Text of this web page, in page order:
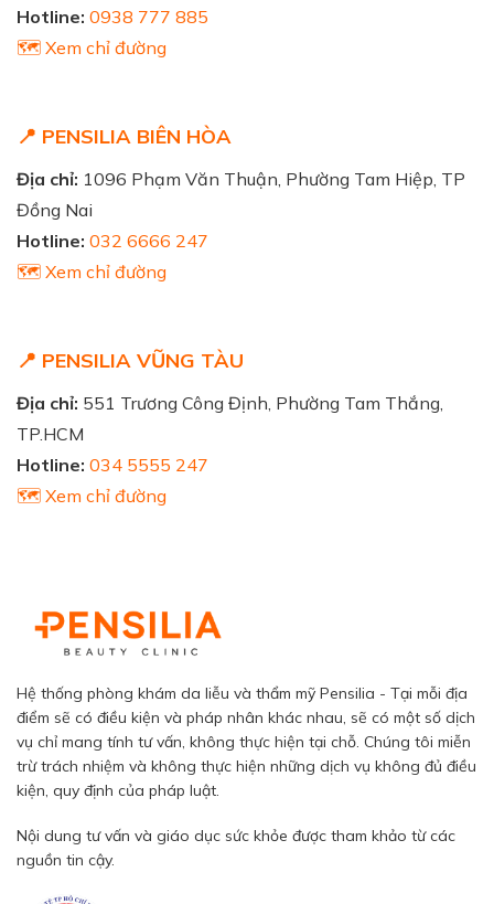
Hotline: 0938 777 885
🗺️ Xem chỉ đường
📍 PENSILIA BIÊN HÒA
Địa chỉ: 1096 Phạm Văn Thuận, Phường Tam Hiệp, TP
Đồng Nai
Hotline: 032 6666 247
🗺️ Xem chỉ đường
📍 PENSILIA VŨNG TÀU
Địa chỉ: 551 Trương Công Định, Phường Tam Thắng,
TP.HCM
Hotline: 034 5555 247
🗺️ Xem chỉ đường
Hệ thống phòng khám da liễu và thẩm mỹ Pensilia - Tại mỗi địa
điểm sẽ có điều kiện và pháp nhân khác nhau, sẽ có một số dịch
vụ chỉ mang tính tư vấn, không thực hiện tại chỗ. Chúng tôi miễn
trừ trách nhiệm và không thực hiện những dịch vụ không đủ điều
kiện, quy định của pháp luật.
Nội dung tư vấn và giáo dục sức khỏe được tham khảo từ các
nguồn tin cậy.